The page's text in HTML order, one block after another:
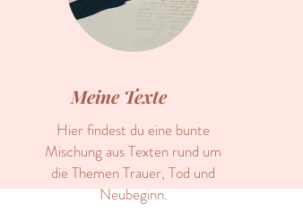
Meine Texte
Hier findest du eine bunte
Mischung aus Texten rund um
die Themen Trauer, Tod und
Neubeginn.